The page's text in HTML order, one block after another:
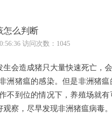
怎么判断
访问次数：1045
会造成猪只大量快速死亡，
猪瘟的感染。但是非洲猪瘟
到位的情况下，养殖场就有
察，尽早发现非洲猪瘟病毒。